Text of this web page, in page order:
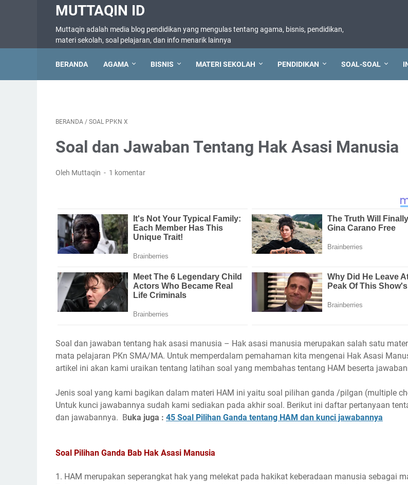
MUTTAQIN ID
Muttaqin adalah media blog pendidikan yang mengulas tentang agama, bisnis, pendidikan,
materi sekolah, soal pelajaran, dan info menarik lainnya
BERANDA AGAMA BISNIS MATERI SEKOLAH PENDIDIKAN SOAL-SOAL
BERANDA / SOAL PPKN X
Soal dan Jawaban Tentang Hak Asasi Manusia
Oleh Muttaqin 1 komentar
Soal dan jawaban tentang hak asasi manusia – Hak asasi manusia merupakan salah satu
mata pelajaran PKn SMA/MA. Untuk memperdalam pemahaman kita mengenai Hak Asasi
artikel ini akan kami uraikan tentang latihan soal yang membahas tentang HAM beserta
Jenis soal yang kami bagikan dalam materi HAM ini yaitu soal pilihan ganda /pilgan (multiple
Untuk kunci jawabannya sudah kami sediakan pada akhir soal. Berikut ini daftar pertanyaan
dan jawabannya. Buka juga : 45 Soal Pilihan Ganda tentang HAM dan kunci jawabannya
Soal Pilihan Ganda Bab Hak Asasi Manusia
1. HAM merupakan seperangkat hak yang melekat pada hakikat keberadaan manusia sebagai